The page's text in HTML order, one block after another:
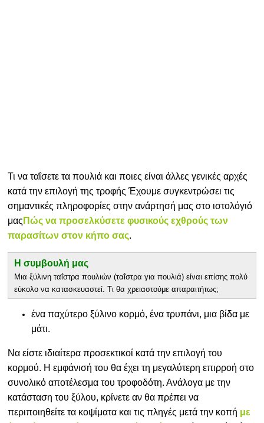
Τι να ταΐσετε τα πουλιά και ποιες είναι άλλες γενικές αρχές
κατά την επιλογή της τροφής Έχουμε συγκεντρώσει τις
σημαντικές πληροφορίες στην ανάρτησή μας στο ιστολόγιό
μας Πώς να προσελκύσετε φυσικούς εχθρούς των
παρασίτων στον κήπο σας.
Η συμβουλή μας
Μια ξύλινη ταΐστρα πουλιών (ταΐστρα για πουλιά) είναι επίσης πολύ
εύκολο να κατασκευαστεί. Τι θα χρειαστούμε απαραιτήτως;
ένα παχύτερο ξύλινο κορμό, ένα τρυπάνι, μια βίδα με
μάτι.
Να είστε ιδιαίτερα προσεκτικοί κατά την επιλογή του
κορμού. Η εμφάνισή του θα έχει τη μεγαλύτερη επιρροή στο
συνολικό αποτέλεσμα του τροφοδότη. Ανάλογα με την
κατάσταση του ξύλου, κρίνετε αν θα πρέπει να
περιποιηθείτε τα κοψίματα και τις πληγές μετά την κοπή με